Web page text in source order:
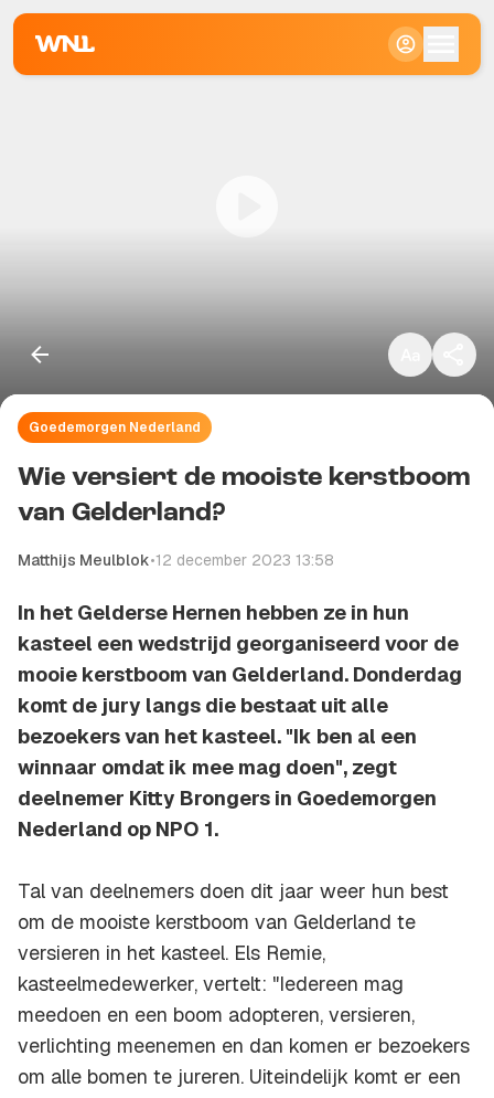
Goedemorgen Nederland
Wie versiert de mooiste kerstboom
van Gelderland?
Matthijs Meulblok•12 december 2023 13:58
In het Gelderse Hernen hebben ze in hun
kasteel een wedstrijd georganiseerd voor de
mooie kerstboom van Gelderland. Donderdag
komt de jury langs die bestaat uit alle
bezoekers van het kasteel. "Ik ben al een
winnaar omdat ik mee mag doen", zegt
deelnemer Kitty Brongers in Goedemorgen
Nederland op NPO 1.
Tal van deelnemers doen dit jaar weer hun best
om de mooiste kerstboom van Gelderland te
versieren in het kasteel. Els Remie,
kasteelmedewerker, vertelt: "Iedereen mag
meedoen en een boom adopteren, versieren,
verlichting meenemen en dan komen er bezoekers
om alle bomen te jureren. Uiteindelijk komt er een